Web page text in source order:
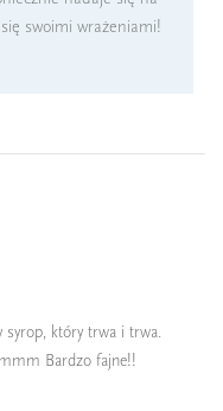
swoimi wrażeniami!
syrop, który trwa i trwa.
Bardzo fajne!!